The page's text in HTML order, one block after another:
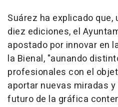
Suárez ha explicado
diez ediciones, el
apostado por innovar en
la Bienal, "aunando
profesionales con el
aportar nuevas miradas
futuro de la gráfica